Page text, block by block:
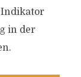
Indikator
in der